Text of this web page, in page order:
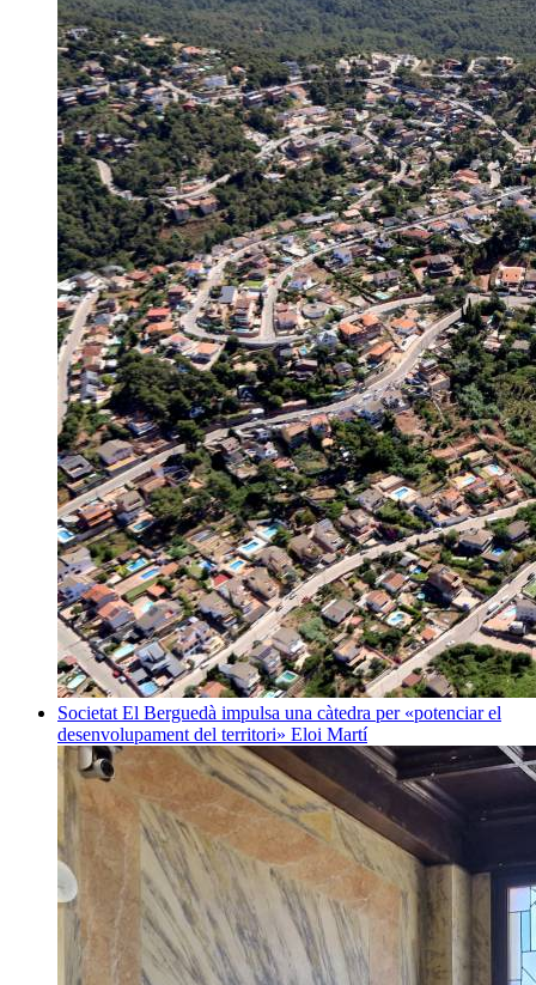
Societat El Berguedà impulsa una càtedra per «potenciar el
desenvolupament del territori» Eloi Martí